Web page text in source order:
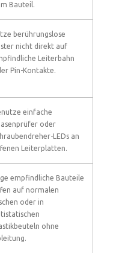
Bauteil.
berührungslose
nicht direkt auf
Leiterbahn
Pin-Kontakte.
einfache
oder
LEDs an
Leiterplatten.
empfindliche Bauteile
auf normalen
oder in
ohne